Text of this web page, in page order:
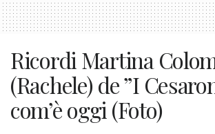
Ricordi Martina
(Rachele) de ”I
com’è oggi (Foto)